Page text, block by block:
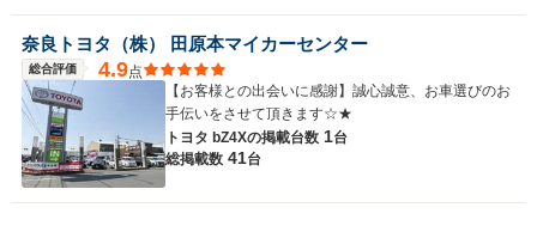
奈良トヨタ（株） 田原本マイカーセンター
総合評価 4.9点
【お客様との出会いに感謝】誠心誠意、お車選びのお
手伝いをさせて頂きます☆★
トヨタ bZ4Xの掲載台数 1台
総掲載数 41台